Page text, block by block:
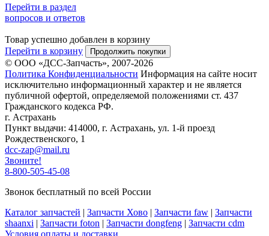
Перейти в раздел
вопросов и ответов
Товар успешно добавлен в корзину
Перейти в корзину
Продолжить покупки
© ООО «ДСС-Запчасть», 2007-2026
Политика Конфиденциальности Информация на сайте носит
исключительно информационный характер и не является
публичной офертой, определяемой положениями ст. 437
Гражданского кодекса РФ.
г. Астрахань
Пункт выдачи: 414000, г. Астрахань, ул. 1-й проезд
Рождественского, 1
dcc-zap@mail.ru
Звоните!
8-800-505-45-08
Звонок бесплатный по всей России
Каталог запчастей | Запчасти Хово | Запчасти faw | Запчасти
shaanxi | Запчасти foton | Запчасти dongfeng | Запчасти cdm
Условия оплаты и доставки